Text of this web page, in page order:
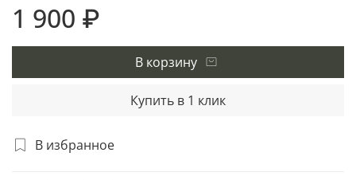
В избранное
1 900 ₽
В корзину
Купить в 1 клик